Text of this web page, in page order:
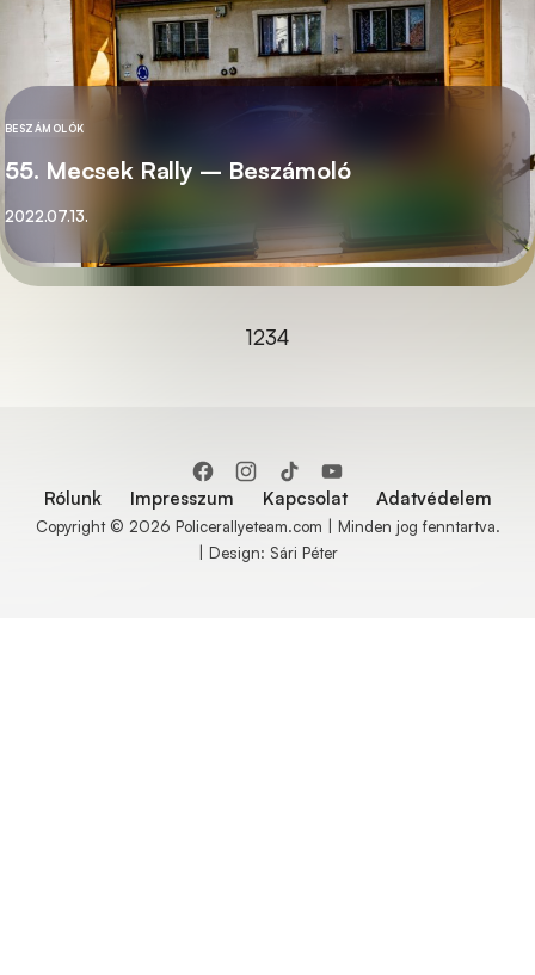
KATEGÓRIA
BESZÁMOLÓK
55. Mecsek Rally – Beszámoló
Közzétett
2022.07.13.
1234Ugrás a következő oldalra
Rólunk Impresszum Kapcsolat Adatvédelem
Copyright © 2026 Policerallyeteam.com | Minden jog fenntartva.
| Design: Sári Péter